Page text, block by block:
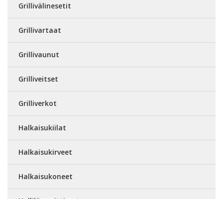
Grillivälinesetit
Grillivartaat
Grillivaunut
Grilliveitset
Grilliverkot
Halkaisukiilat
Halkaisukirveet
Halkaisukoneet